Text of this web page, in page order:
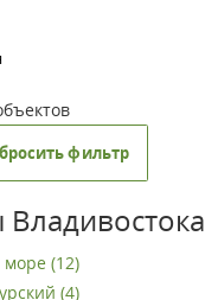
фильтр
(12)
(4)